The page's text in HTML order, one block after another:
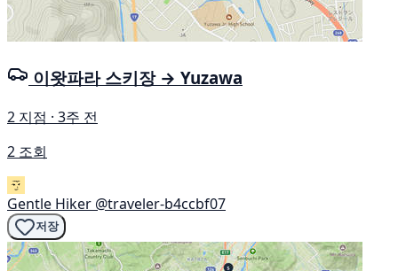
이왓파라 스키장 → Yuzawa
2 지점 · 3주 전
2 조회
Gentle Hiker @traveler-b4ccbf07
저장